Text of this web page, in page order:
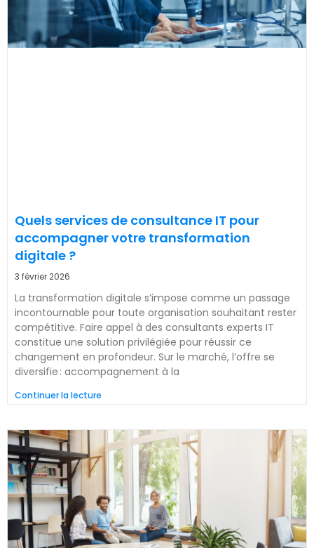
Quels services de consultance IT pour
accompagner votre transformation
digitale ?
3 février 2026
La transformation digitale s’impose comme un passage
incontournable pour toute organisation souhaitant rester
compétitive. Faire appel à des consultants experts IT
constitue une solution privilégiée pour réussir ce
changement en profondeur. Sur le marché, l’offre se
diversifie : accompagnement à la
Continuer la lecture